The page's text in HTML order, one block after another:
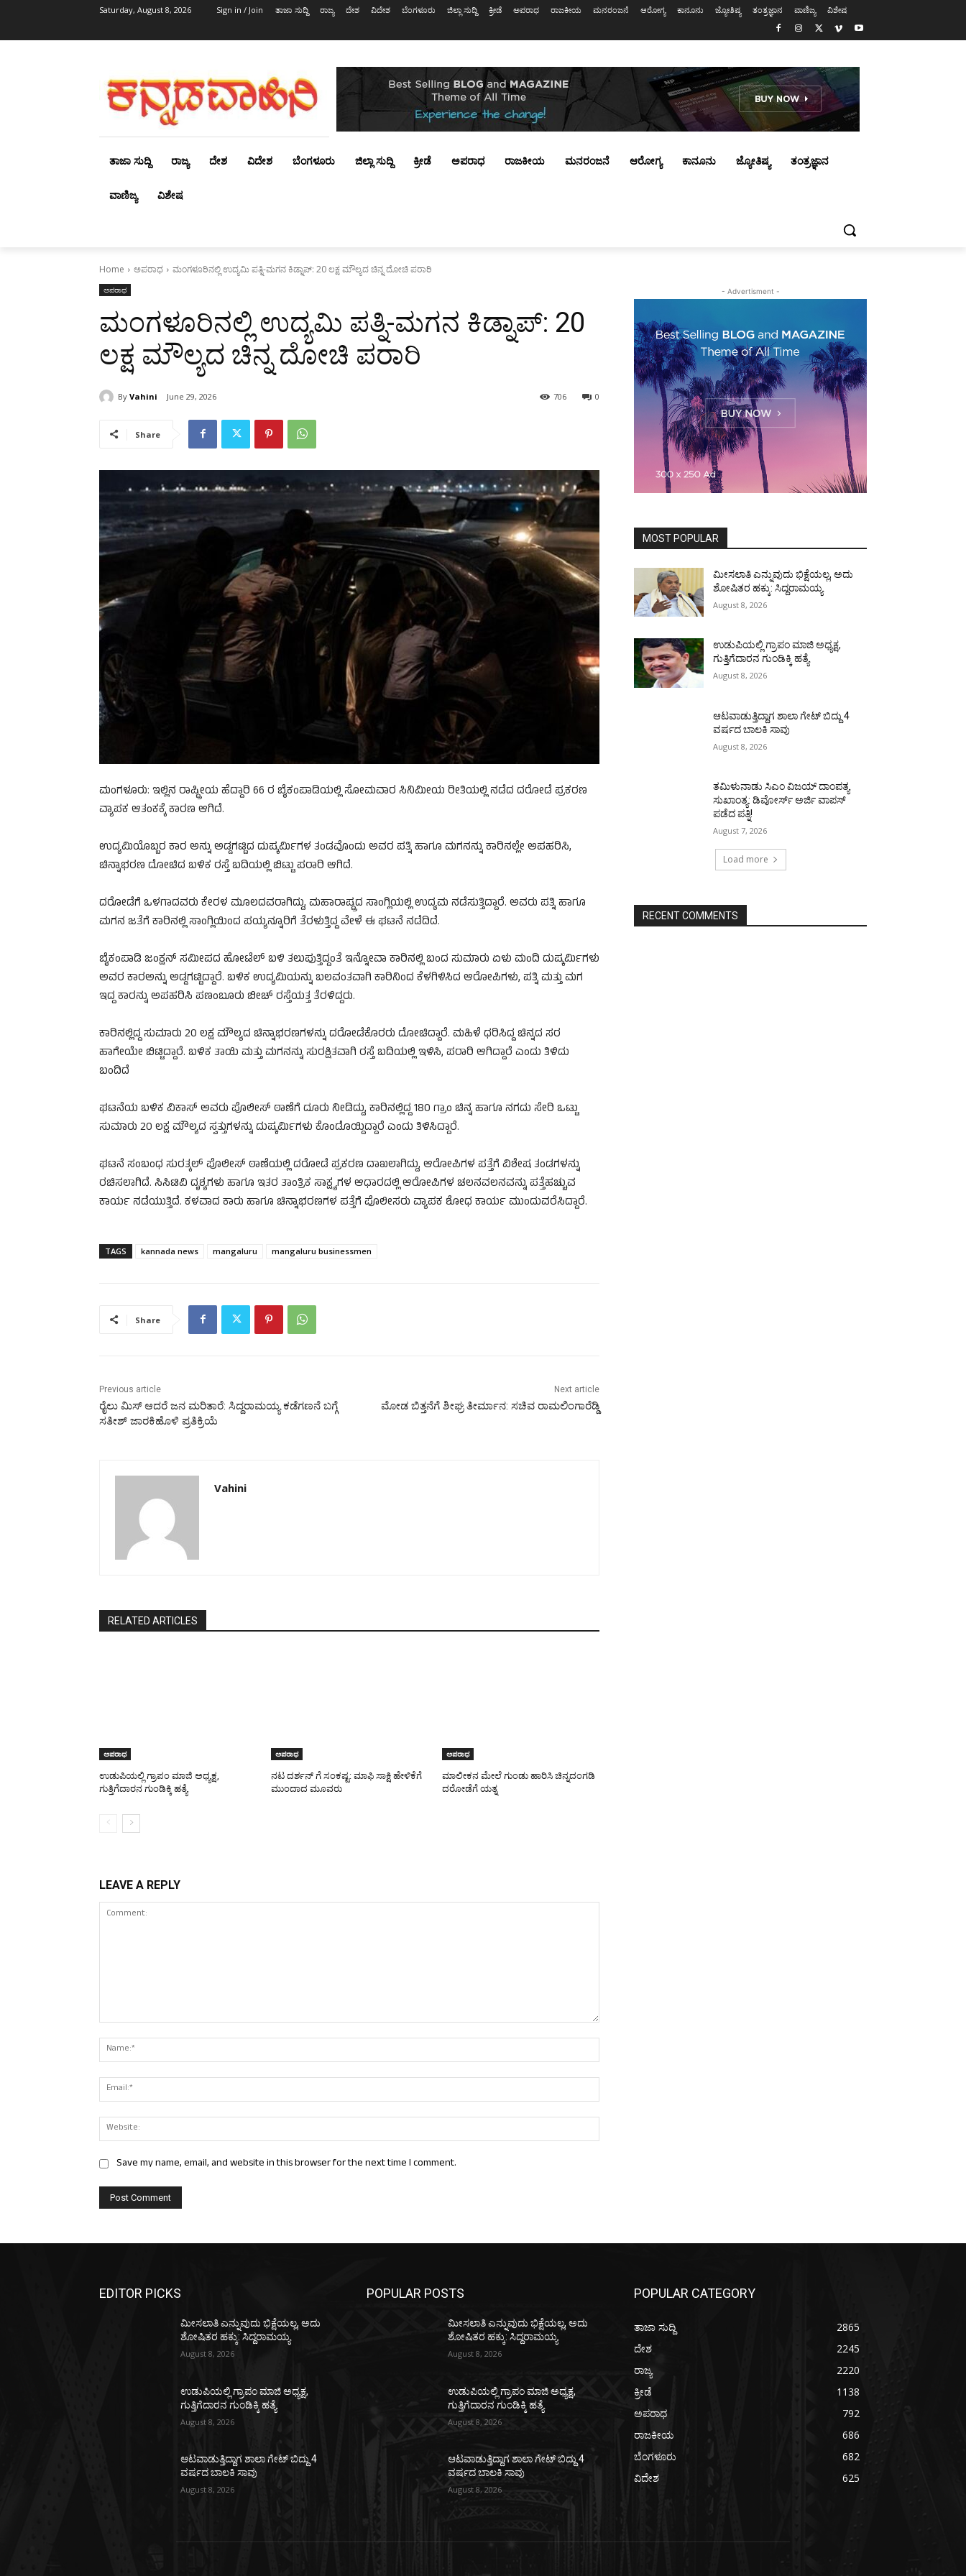
Saturday, August 8, 2026 Sign in / Join ತಾಜಾ ಸುದ್ದಿ ರಾಜ್ಯ ದೇಶ ವಿದೇಶ ಬೆಂಗಳೂರು ಜಿಲ್ಲಾ ಸುದ್ದಿ ಕ್ರೀಡೆ ಅಪರಾಧ ರಾಜಕೀಯ ಮನರಂಜನೆ ಆರೋಗ್ಯ ಕಾನೂನು ಜ್ಯೋತಿಷ್ಯ ತಂತ್ರಜ್ಞಾನ ವಾಣಿಜ್ಯ ವಿಶೇಷ
ತಾಜಾ ಸುದ್ದಿ ರಾಜ್ಯ ದೇಶ ವಿದೇಶ ಬೆಂಗಳೂರು ಜಿಲ್ಲಾ ಸುದ್ದಿ ಕ್ರೀಡೆ ಅಪರಾಧ ರಾಜಕೀಯ ಮನರಂಜನೆ ಆರೋಗ್ಯ ಕಾನೂನು ಜ್ಯೋತಿಷ್ಯ ತಂತ್ರಜ್ಞಾನ
ವಾಣಿಜ್ಯ ವಿಶೇಷ
Home ಅಪರಾಧ ಮಂಗಳೂರಿನಲ್ಲಿ ಉದ್ಯಮಿ ಪತ್ನಿ-ಮಗನ ಕಿಡ್ನಾಪ್: 20 ಲಕ್ಷ ಮೌಲ್ಯದ ಚಿನ್ನ ದೋಚಿ ಪರಾರಿ
ಅಪರಾಧ
ಮಂಗಳೂರಿನಲ್ಲಿ ಉದ್ಯಮಿ ಪತ್ನಿ-ಮಗನ ಕಿಡ್ನಾಪ್: 20
ಲಕ್ಷ ಮೌಲ್ಯದ ಚಿನ್ನ ದೋಚಿ ಪರಾರಿ
By Vahini June 29, 2026 0
706
Share
ಮಂಗಳೂರು: ಇಲ್ಲಿನ ರಾಷ್ಟ್ರೀಯ ಹೆದ್ದಾರಿ 66 ರ ಬೈಕಂಪಾಡಿಯಲ್ಲಿ ಸೋಮವಾರ ಸಿನಿಮೀಯ ರೀತಿಯಲ್ಲಿ ನಡೆದ ದರೋಡೆ ಪ್ರಕರಣ
ವ್ಯಾಪಕ ಆತಂಕಕ್ಕೆ ಕಾರಣ ಆಗಿದೆ.
ಉದ್ಯಮಿಯೊಬ್ಬರ ಕಾರ ಅನ್ನು ಅಡ್ಡಗಟ್ಟಿದ ದುಷ್ಕರ್ಮಿಗಳ ತಂಡವೊಂದು ಅವರ ಪತ್ನಿ ಹಾಗೂ ಮಗನನ್ನು ಕಾರಿನಲ್ಲೇ ಅಪಹರಿಸಿ,
ಚಿನ್ನಾಭರಣ ದೋಚಿದ ಬಳಿಕ ರಸ್ತೆ ಬದಿಯಲ್ಲಿ ಬಿಟ್ಟು ಪರಾರಿ ಆಗಿದೆ.
ದರೋಡೆಗೆ ಒಳಗಾದವರು ಕೇರಳ ಮೂಲದವರಾಗಿದ್ದು, ಮಹಾರಾಷ್ಟ್ರದ ಸಾಂಗ್ಲಿಯಲ್ಲಿ ಉದ್ಯಮ ನಡೆಸುತ್ತಿದ್ದಾರೆ. ಅವರು ಪತ್ನಿ ಹಾಗೂ
ಮಗನ ಜತೆಗೆ ಕಾರಿನಲ್ಲಿ ಸಾಂಗ್ಲಿಯಿಂದ ಪಯ್ಯನ್ನೂರಿಗೆ ತೆರಳುತ್ತಿದ್ದ ವೇಳೆ ಈ ಘಟನೆ ನಡೆದಿದೆ.
ಬೈಕಂಪಾಡಿ ಜಂಕ್ಷನ್ ಸಮೀಪದ ಹೋಟೆಲ್ ಬಳಿ ತಲುಪುತ್ತಿದ್ದಂತೆ ಇನ್ನೋವಾ ಕಾರಿನಲ್ಲಿ ಬಂದ ಸುಮಾರು ಏಳು ಮಂದಿ ದುಷ್ಕರ್ಮಿಗಳು
ಅವರ ಕಾರಅನ್ನು ಅಡ್ಡಗಟ್ಟಿದ್ದಾರೆ. ಬಳಿಕ ಉದ್ಯಮಿಯನ್ನು ಬಲವಂತವಾಗಿ ಕಾರಿನಿಂದ ಕೆಳಗಿಳಿಸಿದ ಆರೋಪಿಗಳು, ಪತ್ನಿ ಮತ್ತು ಮಗ
ಇದ್ದ ಕಾರನ್ನು ಅಪಹರಿಸಿ ಪಣಂಬೂರು ಬೀಚ್ ರಸ್ತೆಯತ್ತ ತೆರಳಿದ್ದರು.
ಕಾರಿನಲ್ಲಿದ್ದ ಸುಮಾರು 20 ಲಕ್ಷ ಮೌಲ್ಯದ ಚಿನ್ನಾಭರಣಗಳನ್ನು ದರೋಡೆಕೊರರು ದೋಚಿದ್ದಾರೆ. ಮಹಿಳೆ ಧರಿಸಿದ್ದ ಚಿನ್ನದ ಸರ
ಹಾಗೇಯೇ ಬಿಟ್ಟಿದ್ದಾರೆ. ಬಳಿಕ ತಾಯಿ ಮತ್ತು ಮಗನನ್ನು ಸುರಕ್ಷಿತವಾಗಿ ರಸ್ತೆ ಬದಿಯಲ್ಲಿ ಇಳಿಸಿ, ಪರಾರಿ ಆಗಿದ್ದಾರೆ ಎಂದು ತಿಳಿದು
ಬಂದಿದೆ
ಘಟನೆಯ ಬಳಿಕ ವಿಕಾಸ್ ಅವರು ಪೊಲೀಸ್ ಠಾಣೆಗೆ ದೂರು ನೀಡಿದ್ದು, ಕಾರಿನಲ್ಲಿದ್ದ 180 ಗ್ರಾಂ ಚಿನ್ನ ಹಾಗೂ ನಗದು ಸೇರಿ ಒಟ್ಟು
ಸುಮಾರು 20 ಲಕ್ಷ ಮೌಲ್ಯದ ಸ್ವತ್ತುಗಳನ್ನು ದುಷ್ಕರ್ಮಿಗಳು ಕೊಂಡೊಯ್ದಿದ್ದಾರೆ ಎಂದು ತಿಳಿಸಿದ್ದಾರೆ.
ಘಟನೆ ಸಂಬಂಧ ಸುರತ್ಕಲ್ ಪೊಲೀಸ್ ಠಾಣೆಯಲ್ಲಿ ದರೋಡೆ ಪ್ರಕರಣ ದಾಖಲಾಗಿದ್ದು, ಆರೋಪಿಗಳ ಪತ್ತೆಗೆ ವಿಶೇಷ ತಂಡಗಳನ್ನು
ರಚಿಸಲಾಗಿದೆ. ಸಿಸಿಟಿವಿ ದೃಶ್ಯಗಳು ಹಾಗೂ ಇತರ ತಾಂತ್ರಿಕ ಸಾಕ್ಷ್ಯಗಳ ಆಧಾರದಲ್ಲಿ ಆರೋಪಿಗಳ ಚಲನವಲನವನ್ನು ಪತ್ತೆಹಚ್ಚುವ
ಕಾರ್ಯ ನಡೆಯುತ್ತಿದೆ. ಕಳವಾದ ಕಾರು ಹಾಗೂ ಚಿನ್ನಾಭರಣಗಳ ಪತ್ತೆಗೆ ಪೊಲೀಸರು ವ್ಯಾಪಕ ಶೋಧ ಕಾರ್ಯ ಮುಂದುವರೆಸಿದ್ದಾರೆ.
TAGS kannada news mangaluru mangaluru businessmen
Share
Previous article
ರೈಲು ಮಿಸ್ ಆದರೆ ಜನ ಮರಿತಾರೆ: ಸಿದ್ದರಾಮಯ್ಯ ಕಡೆಗಣನೆ ಬಗ್ಗೆ
ಸತೀಶ್ ಜಾರಕಿಹೊಳಿ ಪ್ರತಿಕ್ರಿಯೆ
Next article
ಮೋಡ ಬಿತ್ತನೆಗೆ ಶೀಘ್ರ ತೀರ್ಮಾನ: ಸಚಿವ ರಾಮಲಿಂಗಾರೆಡ್ಡಿ
Vahini
RELATED ARTICLES
ಅಪರಾಧ
ಉಡುಪಿಯಲ್ಲಿ ಗ್ರಾಪಂ ಮಾಜಿ ಅಧ್ಯಕ್ಷ,
ಗುತ್ತಿಗೆದಾರನ ಗುಂಡಿಕ್ಕಿ ಹತ್ಯೆ
ಅಪರಾಧ
ನಟ ದರ್ಶನ್ ಗೆ ಸಂಕಷ್ಟ: ಮಾಫಿ ಸಾಕ್ಷಿ ಹೇಳಿಕೆಗೆ
ಮುಂದಾದ ಮೂವರು
ಅಪರಾಧ
ಮಾಲೀಕನ ಮೇಲೆ ಗುಂಡು ಹಾರಿಸಿ ಚಿನ್ನದಂಗಡಿ
ದರೋಡೆಗೆ ಯತ್ನ
LEAVE A REPLY
Save my name, email, and website in this browser for the next time I comment.
- Advertisment -
MOST POPULAR
ಮೀಸಲಾತಿ ಎನ್ನುವುದು ಭಿಕ್ಷೆಯಲ್ಲ, ಅದು
ಶೋಷಿತರ ಹಕ್ಕು: ಸಿದ್ದರಾಮಯ್ಯ
August 8, 2026
ಉಡುಪಿಯಲ್ಲಿ ಗ್ರಾಪಂ ಮಾಜಿ ಅಧ್ಯಕ್ಷ,
ಗುತ್ತಿಗೆದಾರನ ಗುಂಡಿಕ್ಕಿ ಹತ್ಯೆ
August 8, 2026
ಆಟವಾಡುತ್ತಿದ್ದಾಗ ಶಾಲಾ ಗೇಟ್‌ ಬಿದ್ದು 4
ವರ್ಷದ ಬಾಲಕಿ ಸಾವು
August 8, 2026
ತಮಿಳುನಾಡು ಸಿಎಂ ವಿಜಯ್‌ ದಾಂಪತ್ಯ
ಸುಖಾಂತ್ಯ: ಡಿವೋರ್ಸ್‌ ಅರ್ಜಿ ವಾಪಸ್‌
ಪಡೆದ ಪತ್ನಿ!
August 7, 2026
Load more
RECENT COMMENTS
EDITOR PICKS
ಮೀಸಲಾತಿ ಎನ್ನುವುದು ಭಿಕ್ಷೆಯಲ್ಲ, ಅದು
ಶೋಷಿತರ ಹಕ್ಕು: ಸಿದ್ದರಾಮಯ್ಯ
August 8, 2026
ಉಡುಪಿಯಲ್ಲಿ ಗ್ರಾಪಂ ಮಾಜಿ ಅಧ್ಯಕ್ಷ,
ಗುತ್ತಿಗೆದಾರನ ಗುಂಡಿಕ್ಕಿ ಹತ್ಯೆ
August 8, 2026
ಆಟವಾಡುತ್ತಿದ್ದಾಗ ಶಾಲಾ ಗೇಟ್‌ ಬಿದ್ದು 4
ವರ್ಷದ ಬಾಲಕಿ ಸಾವು
August 8, 2026
POPULAR POSTS
ಮೀಸಲಾತಿ ಎನ್ನುವುದು ಭಿಕ್ಷೆಯಲ್ಲ, ಅದು
ಶೋಷಿತರ ಹಕ್ಕು: ಸಿದ್ದರಾಮಯ್ಯ
August 8, 2026
ಉಡುಪಿಯಲ್ಲಿ ಗ್ರಾಪಂ ಮಾಜಿ ಅಧ್ಯಕ್ಷ,
ಗುತ್ತಿಗೆದಾರನ ಗುಂಡಿಕ್ಕಿ ಹತ್ಯೆ
August 8, 2026
ಆಟವಾಡುತ್ತಿದ್ದಾಗ ಶಾಲಾ ಗೇಟ್‌ ಬಿದ್ದು 4
ವರ್ಷದ ಬಾಲಕಿ ಸಾವು
August 8, 2026
POPULAR CATEGORY
ತಾಜಾ ಸುದ್ದಿ
2865
ದೇಶ
2245
ರಾಜ್ಯ
2220
ಕ್ರೀಡೆ
1138
ಅಪರಾಧ
792
ರಾಜಕೀಯ
686
ಬೆಂಗಳೂರು
682
ವಿದೇಶ
625